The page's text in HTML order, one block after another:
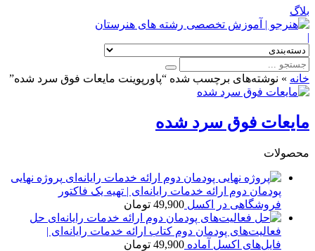
بلاگ
|
خانه » نوشته‌های برچسب شده “پاورپوینت مایعات فوق سرد شده”
مایعات فوق سرد شده
محصولات
پروژه نهایی
پودمان دوم ارائه خدمات رایانه‌ای | تهیه یک فاکتور
فروشگاهی در اکسل 49,900 تومان
حل
فعالیت‌های پودمان دوم کتاب ارائه خدمات رایانه‌ای |
فایل‌های اکسل آماده 49,900 تومان